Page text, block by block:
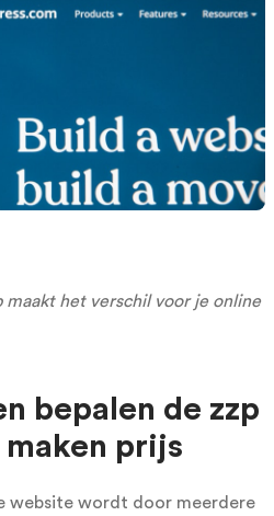
het verschil voor je online
bepalen de zzp
prijs
website wordt door meerdere